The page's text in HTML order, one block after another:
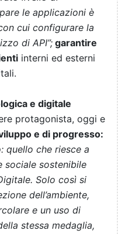
le applicazioni è
cui configurare la
di API”; garantire
interni ed esterni
e digitale
protagonista, oggi e
e di progresso:
quello che riesce a
sociale sostenibile
Solo così si
dell’ambiente,
e un uso di
stessa medaglia,